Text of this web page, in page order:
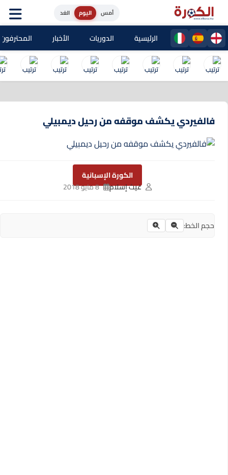
اليوم الغد
الرئيسية الدوريات الأخبار المحترفون
فالفيردي يكشف موقفه من رحيل ديمبيلي
الكورة الإسبانية
غيث إسلام
8 مايو 2018
حجم الخط: